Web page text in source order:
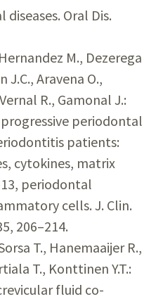
Oral Dis.
M., Dezerega
J.C., Aravena O.,
R., Gamonal J.:
periodontal
patients:
cytokines, matrix
periodontal
cells. J. Clin.
206–214.
T., Hanemaaijer R.,
T., Konttinen Y.T.:
fluid co-